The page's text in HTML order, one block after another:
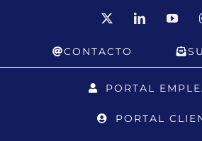
LinkedIn
CONTACTO
PORTAL
PORTAL